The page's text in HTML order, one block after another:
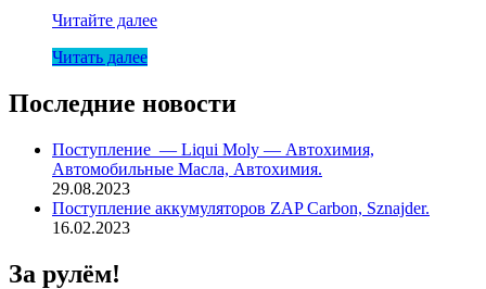
М/
FORD
Motorcraft
A5
Читайте далее
Читать далее
Последние новости
Поступление — Liqui Moly — Автохимия,
Автомобильные Масла, Автохимия.
29.08.2023
Поступление аккумуляторов ZAP Carbon, Sznajder.
16.02.2023
За рулём!